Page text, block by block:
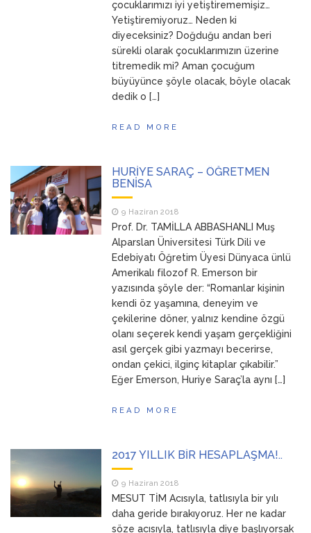
çocuklarımızı iyi yetiştirememişiz…
Yetiştiremiyoruz… Neden ki
diyeceksiniz? Doğduğu andan beri
sürekli olarak çocuklarımızın üzerine
titremedik mi? Aman çocuğum
büyüyünce şöyle olacak, böyle olacak
dedik o […]
READ MORE
HURİYE SARAÇ – ÖĞRETMEN
BENİSA
9 Haziran 2018
Prof. Dr. TAMİLLA ABBASHANLI Muş
Alparslan Üniversitesi Türk Dili ve
Edebiyatı Öğretim Üyesi Dünyaca ünlü
Amerikalı filozof R. Emerson bir
yazısında şöyle der: “Romanlar kişinin
kendi öz yaşamına, deneyim ve
çekilerine döner, yalnız kendine özgü
olanı seçerek kendi yaşam gerçekliğini
asıl gerçek gibi yazmayı becerirse,
ondan çekici, ilginç kitaplar çıkabilir.”
Eğer Emerson, Huriye Saraç’la aynı […]
READ MORE
2017 YILLIK BİR HESAPLAŞMA!..
9 Haziran 2018
MESUT TİM Acısıyla, tatlısıyla bir yılı
daha geride bırakıyoruz. Her ne kadar
söze acısıyla, tatlısıyla diye başlıyorsak